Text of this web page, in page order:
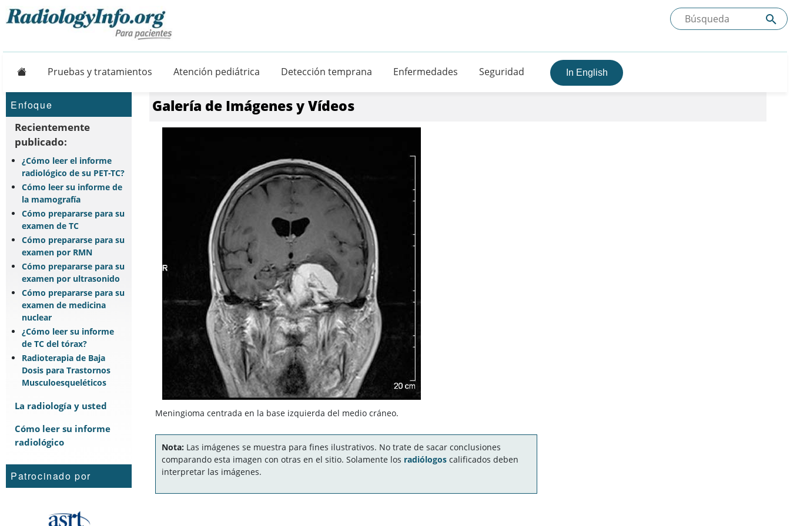
Pruebas y tratamientos Atención pediátrica Detección temprana Enfermedades Seguridad In English
Enfoque
Recientemente
publicado:
¿Cómo leer el informe
radiológico de su PET-TC?
Cómo leer su informe de
la mamografía
Cómo prepararse para su
examen de TC
Cómo prepararse para su
examen por RMN
Cómo prepararse para su
examen por ultrasonido
Cómo prepararse para su
examen de medicina
nuclear
¿Cómo leer su informe
de TC del tórax?
Radioterapia de Baja
Dosis para Trastornos
Musculoesqueléticos
La radiología y usted
Cómo leer su informe
radiológico
Patrocinado por
Galería de Imágenes y Vídeos
Meningioma centrada en la base izquierda del medio cráneo.
Nota: Las imágenes se muestra para fines ilustrativos. No trate de sacar conclusiones
comparando esta imagen con otras en el sitio. Solamente los radiólogos calificados deben
interpretar las imágenes.